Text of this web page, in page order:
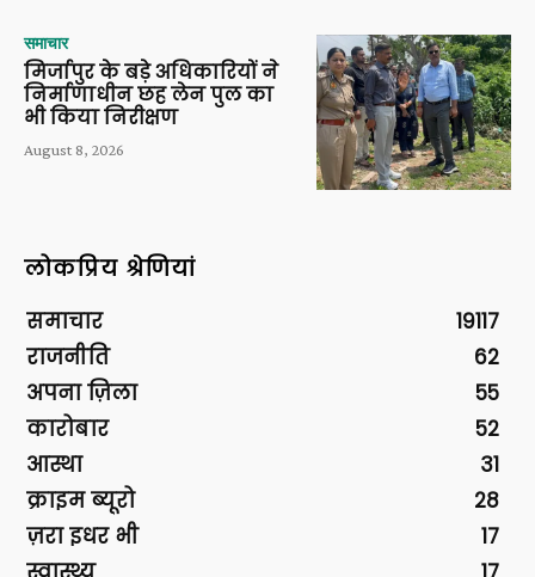
समाचार
मिर्जापुर के बड़े अधिकारियों ने
निर्माणाधीन छह लेन पुल का
भी किया निरीक्षण
August 8, 2026
लोकप्रिय श्रेणियां
समाचार
19117
राजनीति
62
अपना ज़िला
55
कारोबार
52
आस्था
31
क्राइम ब्यूरो
28
ज़रा इधर भी
17